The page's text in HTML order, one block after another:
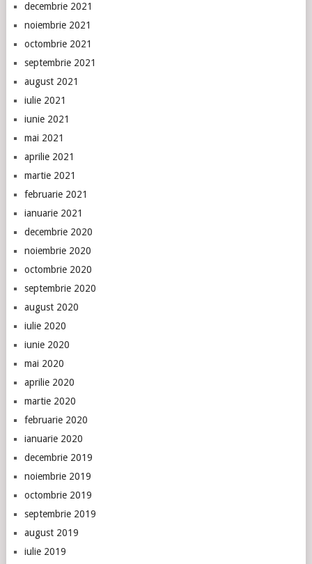
decembrie 2021
noiembrie 2021
octombrie 2021
septembrie 2021
august 2021
iulie 2021
iunie 2021
mai 2021
aprilie 2021
martie 2021
februarie 2021
ianuarie 2021
decembrie 2020
noiembrie 2020
octombrie 2020
septembrie 2020
august 2020
iulie 2020
iunie 2020
mai 2020
aprilie 2020
martie 2020
februarie 2020
ianuarie 2020
decembrie 2019
noiembrie 2019
octombrie 2019
septembrie 2019
august 2019
iulie 2019